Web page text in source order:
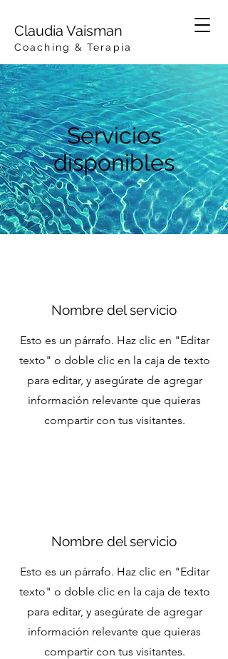
Claudia Vaisman
Coaching & Terapia
Servicios
disponibles
Nombre del servicio
Esto es un párrafo. Haz clic en "Editar
texto" o doble clic en la caja de texto
para editar, y asegúrate de agregar
información relevante que quieras
compartir con tus visitantes.
Nombre del servicio
Esto es un párrafo. Haz clic en "Editar
texto" o doble clic en la caja de texto
para editar, y asegúrate de agregar
información relevante que quieras
compartir con tus visitantes.